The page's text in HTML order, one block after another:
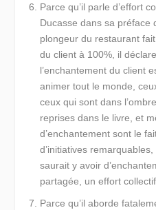
Parce qu’il parle d’effort
Ducasse dans sa préface
plongeur du restaurant
du client à 100%, il
l’enchantement du client
animer tout le monde,
ceux qui sont dans
reprises dans le livre, et
d’enchantement sont le
d’initiatives
saurait y avoir
partagée, un effort collectif.
Parce qu’il aborde